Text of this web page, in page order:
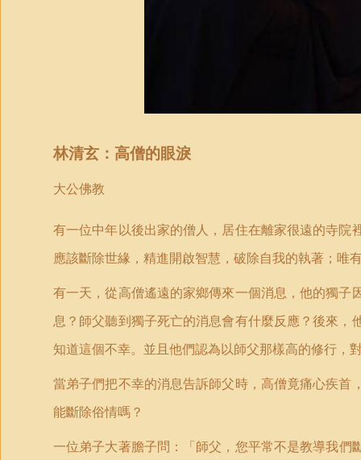
林清玄：高僧的眼淚
大公佛教
有一位中年以後出家的僧人，居住在離家很遠的寺
應該斷除世緣，精進開啟智慧，破除自我的執著；唯
有一天，從高僧遙遠的家鄉傳來一個消息，他的獨
息？師父聽到獨子死亡的消息會有什麼反應？後來
知道這個不幸。並且他們認為以師父那樣高的修行，
當弟子們把不幸的消息告訴師父時，高僧竟痛心疾
能斷除俗情嗎？
一位弟子大著膽子問：
「師父，您平常不是教導我們